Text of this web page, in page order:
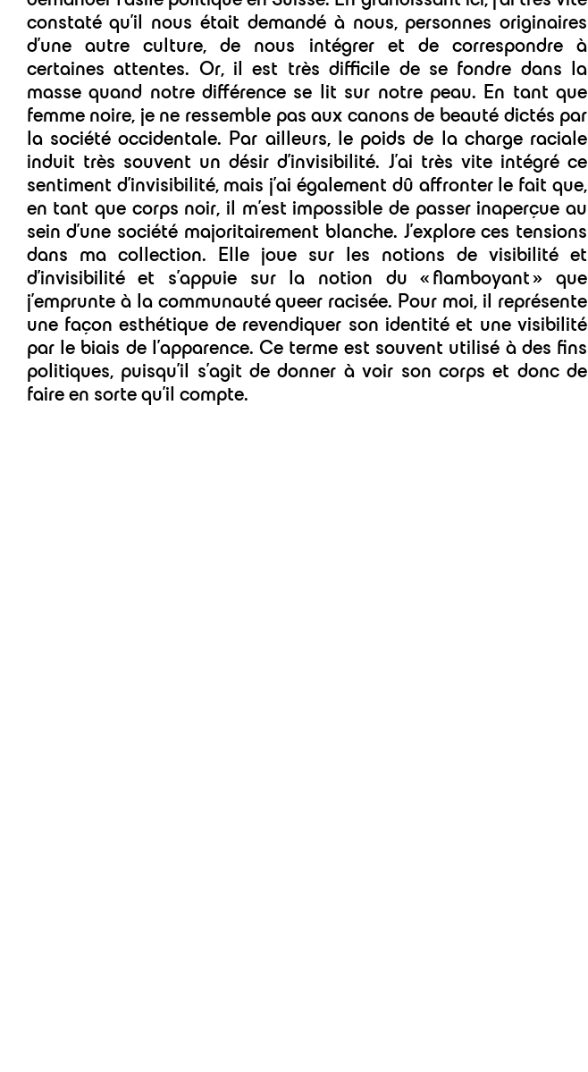
constaté qu’il nous était demandé à nous, personnes originaires
d’une autre culture, de nous intégrer et de correspondre à
certaines attentes. Or, il est très difficile de se fondre dans la
masse quand notre différence se lit sur notre peau. En tant que
femme noire, je ne ressemble pas aux canons de beauté dictés par
la société occidentale. Par ailleurs, le poids de la charge raciale
induit très souvent un désir d’invisibilité. J’ai très vite intégré ce
sentiment d’invisibilité, mais j’ai également dû affronter le fait que,
en tant que corps noir, il m’est impossible de passer inaperçue au
sein d’une société majoritairement blanche. J’explore ces tensions
dans ma collection. Elle joue sur les notions de visibilité et
d’invisibilité et s’appuie sur la notion du « flamboyant » que
j’emprunte à la communauté queer racisée. Pour moi, il représente
une façon esthétique de revendiquer son identité et une visibilité
par le biais de l’apparence. Ce terme est souvent utilisé à des fins
politiques, puisqu’il s’agit de donner à voir son corps et donc de
faire en sorte qu’il compte.